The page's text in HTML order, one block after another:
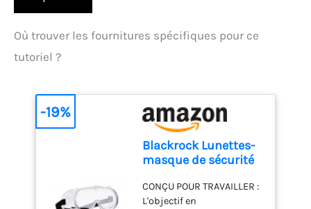
Où trouver les fournitures spécifiques pour ce
tutoriel ?
Blackrock Lunettes-
masque de sécurité
CONÇU POUR TRAVAILLER :
L'objectif en
-19%